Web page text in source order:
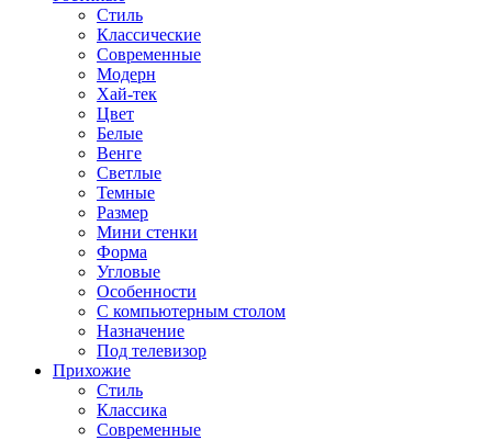
Стиль
Классические
Современные
Модерн
Хай-тек
Цвет
Белые
Венге
Светлые
Темные
Размер
Мини стенки
Форма
Угловые
Особенности
С компьютерным столом
Назначение
Под телевизор
Прихожие
Стиль
Классика
Современные